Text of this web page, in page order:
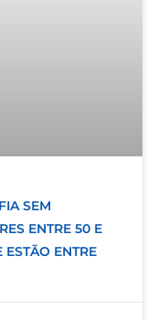
SEM
ENTRE 50 E
ENTRE